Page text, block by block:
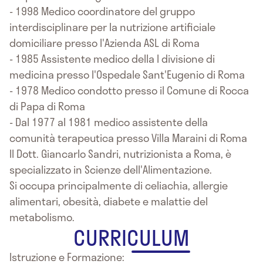
- 1998 Medico coordinatore del gruppo
interdisciplinare per la nutrizione artificiale
domiciliare presso l'Azienda ASL di Roma
- 1985 Assistente medico della I divisione di
medicina presso l'Ospedale Sant'Eugenio di Roma
- 1978 Medico condotto presso il Comune di Rocca
di Papa di Roma
- Dal 1977 al 1981 medico assistente della
comunità terapeutica presso Villa Maraini di Roma
Il Dott. Giancarlo Sandri, nutrizionista a Roma, è
specializzato in Scienze dell'Alimentazione.
Si occupa principalmente di celiachia, allergie
alimentari, obesità, diabete e malattie del
metabolismo.
CURRICULUM
Istruzione e Formazione: